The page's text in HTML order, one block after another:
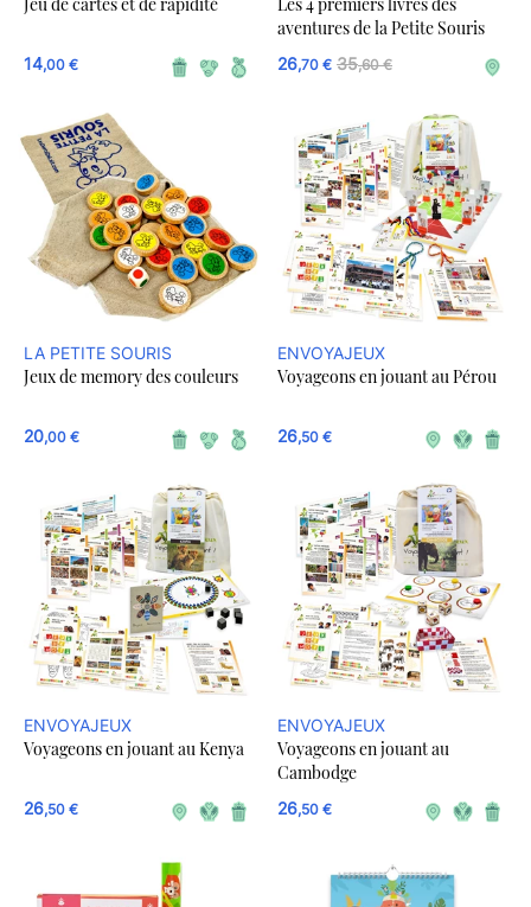
14,00 €
aventures de la Petite Souris
26,70 € 35,60 €
LA PETITE SOURIS
Jeux de memory des couleurs
20,00 €
ENVOYAJEUX
Voyageons en jouant au Pérou
26,50 €
ENVOYAJEUX
Voyageons en jouant au Kenya
26,50 €
ENVOYAJEUX
Voyageons en jouant au
Cambodge
26,50 €